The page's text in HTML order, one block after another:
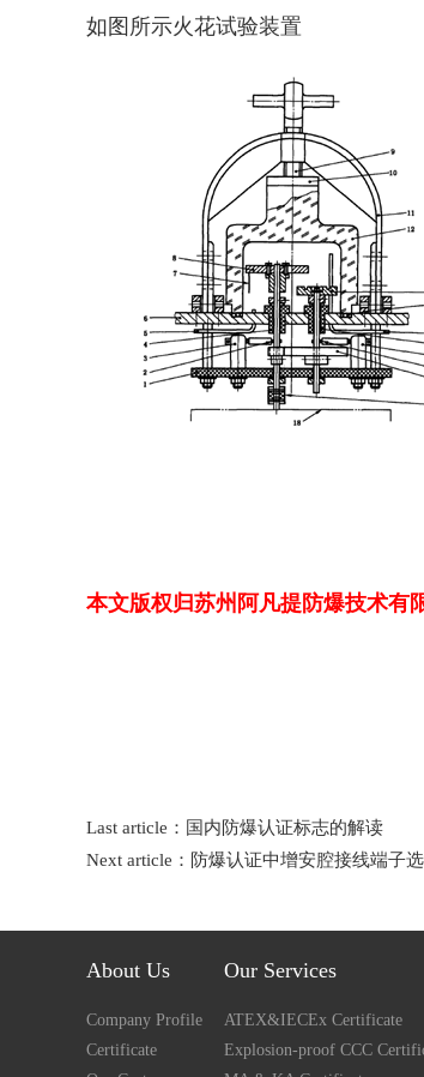
如图所示火花试验装置
本文版权归苏州阿凡提防爆技术有
Last article： 国内防爆认证标志的解读
Next article： 防爆认证中增安腔接线端子
About Us
Company Profile
Certificate
Our Services
ATEX&IECEx Certificate
Explosion-proof CCC